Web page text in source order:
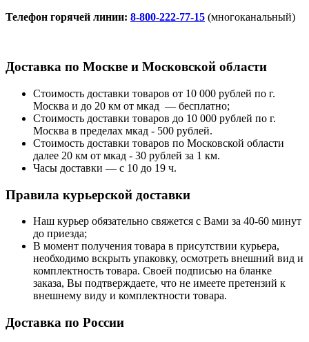
Телефон горячей линии: 8-800-222-77-15 (многоканальный)
Доставка по Москве и Московской области
Стоимость доставки товаров от 10 000 рублей по г.
Москва и до 20 км от мкад — бесплатно;
Стоимость доставки товаров до 10 000 рублей по г.
Москва в пределах мкад - 500 рублей.
Стоимость доставки товаров по Московской области
далее 20 км от мкад - 30 рублей за 1 км.
Часы доставки — с 10 до 19 ч.
Правила курьерской доставки
Наш курьер обязательно свяжется с Вами за 40-60 минут
до приезда;
В момент получения товара в присутствии курьера,
необходимо вскрыть упаковку, осмотреть внешний вид и
комплектность товара. Своей подписью на бланке
заказа, Вы подтверждаете, что не имеете претензий к
внешнему виду и комплектности товара.
Доставка по России